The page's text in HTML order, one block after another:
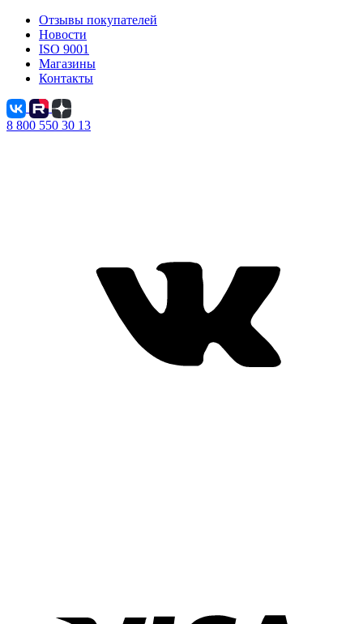
Отзывы покупателей
Новости
ISO 9001
Магазины
Контакты
8 800 550 30 13